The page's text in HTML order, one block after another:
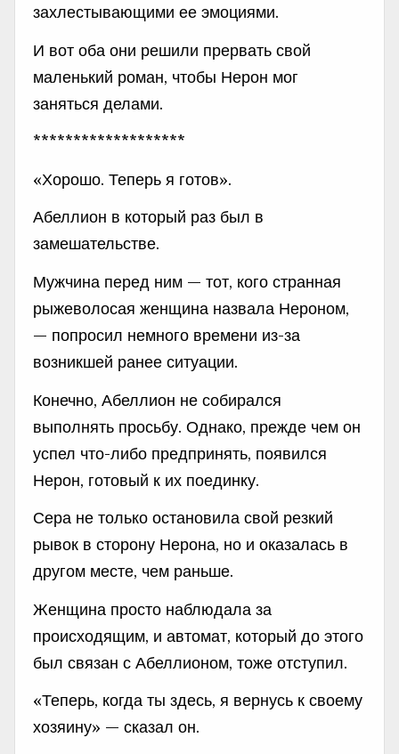
захлестывающими ее эмоциями.
И вот оба они решили прервать свой
маленький роман, чтобы Нерон мог
заняться делами.
*******************
«Хорошо. Теперь я готов».
Абеллион в который раз был в
замешательстве.
Мужчина перед ним — тот, кого странная
рыжеволосая женщина назвала Нероном,
— попросил немного времени из-за
возникшей ранее ситуации.
Конечно, Абеллион не собирался
выполнять просьбу. Однако, прежде чем он
успел что-либо предпринять, появился
Нерон, готовый к их поединку.
Сера не только остановила свой резкий
рывок в сторону Нерона, но и оказалась в
другом месте, чем раньше.
Женщина просто наблюдала за
происходящим, и автомат, который до этого
был связан с Абеллионом, тоже отступил.
«Теперь, когда ты здесь, я вернусь к своему
хозяину» — сказал он.